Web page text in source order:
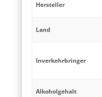
Hersteller
Land
Inverkehrbringer
Alkoholgehalt